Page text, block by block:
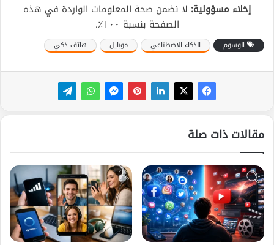
إخلاء مسؤولية: لا نضمن صحة المعلومات الواردة في هذه
الصفحة بنسبة ١٠٠٪.
الوسوم الذكاء الاصطناعي موبايل هاتف ذكي
مقالات ذات صلة